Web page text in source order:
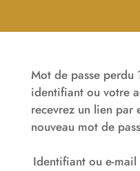
Mot de passe perdu
identifiant ou votre
recevrez un lien par
nouveau mot de
Identifiant ou e-mail